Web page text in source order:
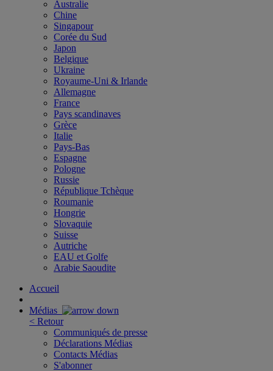
Australie
Chine
Singapour
Corée du Sud
Japon
Belgique
Ukraine
Royaume-Uni & Irlande
Allemagne
France
Pays scandinaves
Grèce
Italie
Pays-Bas
Espagne
Pologne
Russie
République Tchèque
Roumanie
Hongrie
Slovaquie
Suisse
Autriche
EAU et Golfe
Arabie Saoudite
Accueil
Médias
< Retour
Communiqués de presse
Déclarations Médias
Contacts Médias
S'abonner